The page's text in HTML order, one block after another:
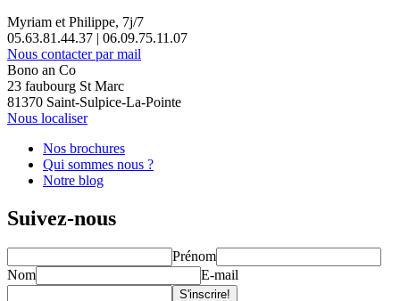
Myriam et Philippe, 7j/7
05.63.81.44.37 | 06.09.75.11.07
Nous contacter par mail
Bono an Co
23 faubourg St Marc
81370 Saint-Sulpice-La-Pointe
Nous localiser
Nos brochures
Qui sommes nous ?
Notre blog
Suivez-nous
Prénom
Nom
E-mail